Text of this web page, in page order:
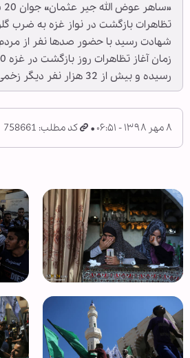
تظاهرات بازگشت در نواز غزه به ضرب
شهادت رسید با حضور صدها نفر از
رسیده و بیش از 32 هزار نفر دیگر زخمی شده اند.
۸ مهر ۱۳۹۸ - ۰۶:۵۱ کد مطلب: 758661